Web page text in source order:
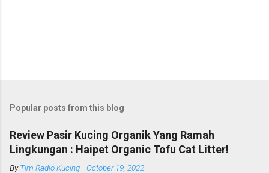
Popular posts from this blog
Review Pasir Kucing Organik Yang Ramah
Lingkungan : Haipet Organic Tofu Cat Litter!
ByTim Radio Kucing -October 19, 2022